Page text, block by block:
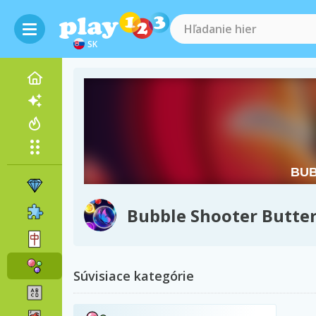
SK
Bubble Shooter
Súvisiace kategórie